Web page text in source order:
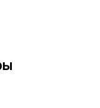
на
песчаной и